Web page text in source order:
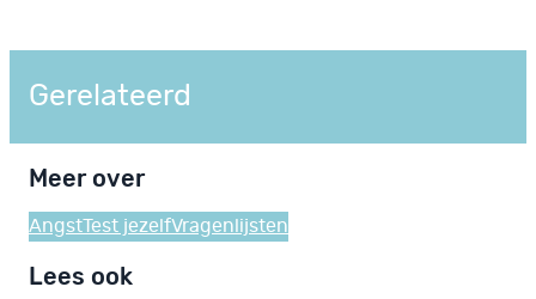
Gerelateerd
Meer over
AngstTest jezelfVragenlijsten
Lees ook